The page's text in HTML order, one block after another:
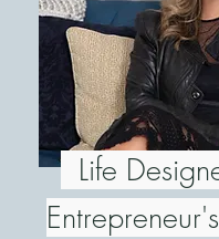
Life